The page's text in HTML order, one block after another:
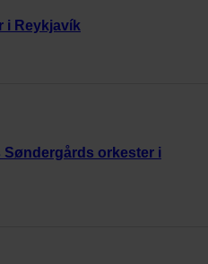
i Reykjavík
orkester i